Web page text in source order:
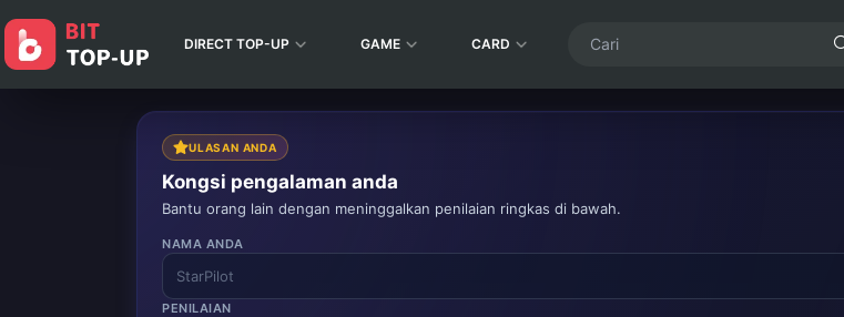
DIRECT TOP-UP GAME CARD
ULASAN ANDA
Kongsi pengalaman anda
Bantu orang lain dengan meninggalkan penilaian ringkas di bawah.
NAMA ANDA
PENILAIAN